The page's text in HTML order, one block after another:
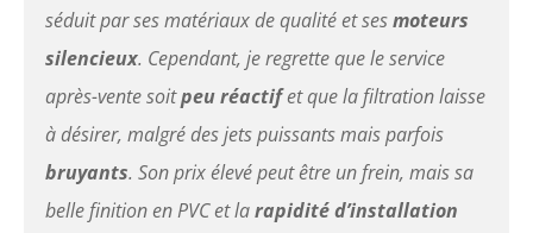
séduit par ses matériaux de qualité et sesmoteurs
silencieux. Cependant, je regrette que le service
après-vente soitpeu réactifet que la filtration laisse
à désirer, malgré des jets puissants mais parfois
bruyants. Son prix élevé peut être un frein, mais sa
belle finition en PVC et larapidité d’installation